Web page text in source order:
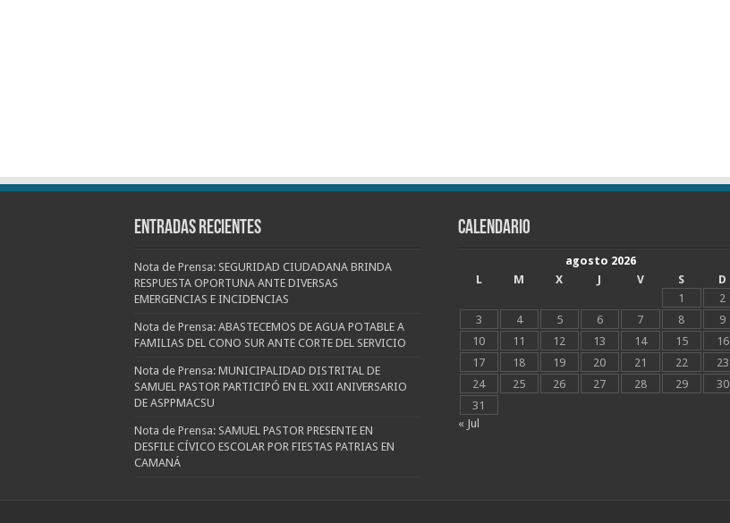
Entradas recientes
Nota de Prensa: SEGURIDAD CIUDADANA BRINDA
RESPUESTA OPORTUNA ANTE DIVERSAS
EMERGENCIAS E INCIDENCIAS
Nota de Prensa: ABASTECEMOS DE AGUA POTABLE A
FAMILIAS DEL CONO SUR ANTE CORTE DEL SERVICIO
Nota de Prensa: MUNICIPALIDAD DISTRITAL DE
SAMUEL PASTOR PARTICIPÓ EN EL XXII ANIVERSARIO
DE ASPPMACSU
Nota de Prensa: SAMUEL PASTOR PRESENTE EN
DESFILE CÍVICO ESCOLAR POR FIESTAS PATRIAS EN
CAMANÁ
CALENDARIO
agosto 2026
L
M X J V S
D
1
2
3
4 5 6 7 8
9
10
11 12 13 14 15
16
17
18 19 20 21 22
23
24
25 26 27 28 29
30
31
« Jul